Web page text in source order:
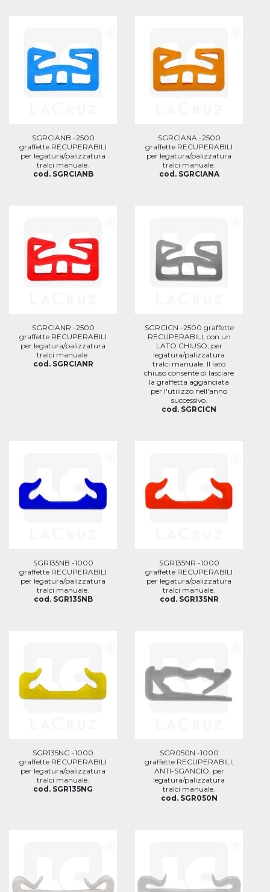
SGRCIANB -2500
graffette RECUPERABILI
per legatura/palizzatura
tralci manuale.
cod. SGRCIANB
SGRCIANA -2500
graffette RECUPERABILI
per legatura/palizzatura
tralci manuale.
cod. SGRCIANA
SGRCIANR -2500
graffette RECUPERABILI
per legatura/palizzatura
tralci manuale.
cod. SGRCIANR
SGRCICN -2500 graffette
RECUPERABILI, con un
LATO CHIUSO, per
legatura/palizzatura
tralci manuale. Il lato
chiuso consente di lasciare
la graffetta agganciata
per l'utilizzo nell'anno
successivo.
cod. SGRCICN
SGR135NB -1000
graffette RECUPERABILI
per legatura/palizzatura
tralci manuale.
cod. SGR135NB
SGR135NR -1000
graffette RECUPERABILI
per legatura/palizzatura
tralci manuale.
cod. SGR135NR
SGR135NG -1000
graffette RECUPERABILI
per legatura/palizzatura
tralci manuale.
cod. SGR135NG
SGR050N -1000
graffette RECUPERABILI,
ANTI-SGANCIO, per
legatura/palizzatura
tralci manuale.
cod. SGR050N